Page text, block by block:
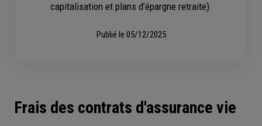
capitalisation et plans d’épargne retraite).
Publié le 05/12/2025
Frais des contrats d'assurance vie